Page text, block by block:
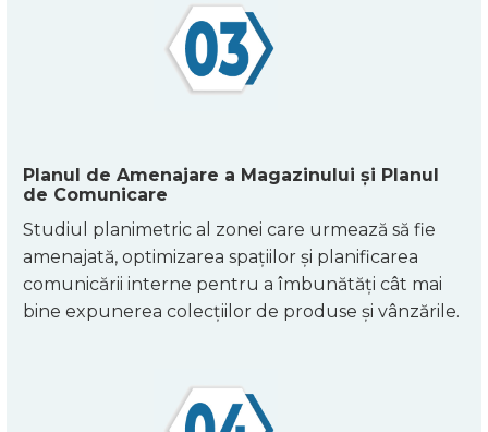
Planul de Amenajare a Magazinului și Planul
de Comunicare
Studiul planimetric al zonei care urmează să fie
amenajată, optimizarea spațiilor și planificarea
comunicării interne pentru a îmbunătăți cât mai
bine expunerea colecțiilor de produse și vânzările.